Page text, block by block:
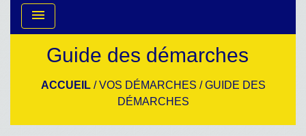
menu
Guide des démarches
ACCUEIL/VOS DÉMARCHES /GUIDE DES
DÉMARCHES